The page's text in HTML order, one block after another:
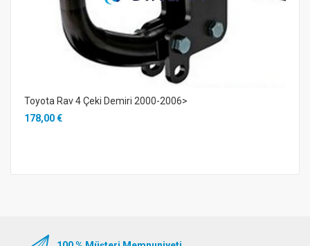
Toyota Rav 4 Çeki Demiri 2000-2006>
178,00 €